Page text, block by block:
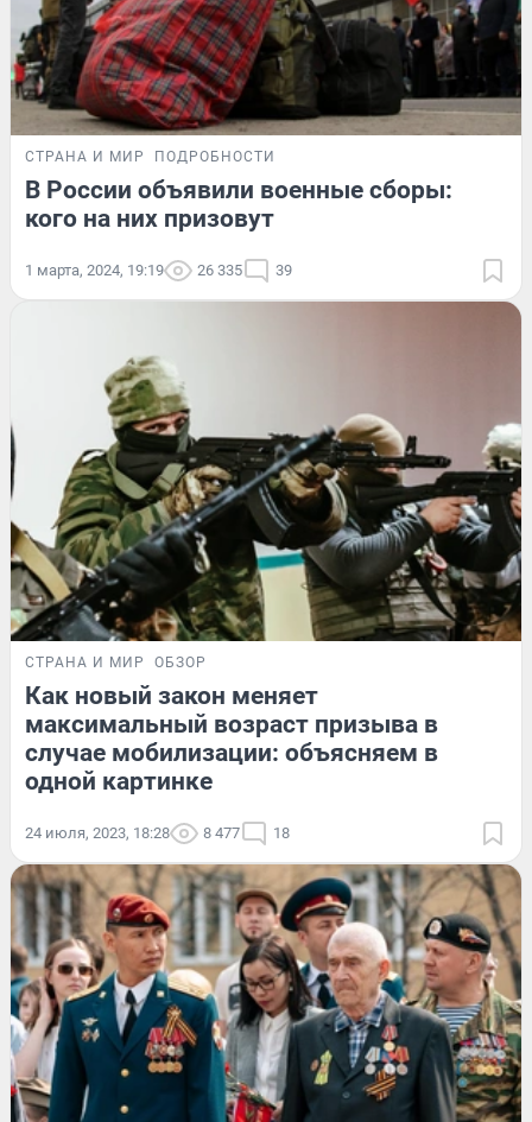
СТРАНА И МИР ПОДРОБНОСТИ
В России объявили военные сборы:
кого на них призовут
1 марта, 2024, 19:19 26 335 39
СТРАНА И МИР ОБЗОР
Как новый закон меняет
максимальный возраст призыва в
случае мобилизации: объясняем в
одной картинке
24 июля, 2023, 18:28 8 477 18